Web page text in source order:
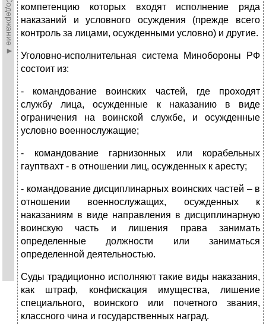
►Содержание►
компетенцию которых входят исполнение ряда
наказаний и условного осуждения (прежде всего
контроль за лицами, осужденными условно) и другие.
Уголовно-исполнительная система Минобороны РФ
состоит из:
- командование воинских частей, где проходят
службу лица, осужденные к наказанию в виде
ограничения на воинской службе, и осужденные
условно военнослужащие;
- командование гарнизонных или корабельных
гауптвахт - в отношении лиц, осужденных к аресту;
- командование дисциплинарных воинских частей – в
отношении военнослужащих, осужденных к
наказаниям в виде направления в дисциплинарную
воинскую часть и лишения права занимать
определенные должности или заниматься
определенной деятельностью.
Суды традиционно исполняют такие виды наказания,
как штраф, конфискация имущества, лишение
специального, воинского или почетного звания,
классного чина и государственных наград.